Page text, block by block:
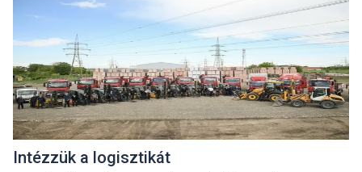
Intézzük a logisztikát